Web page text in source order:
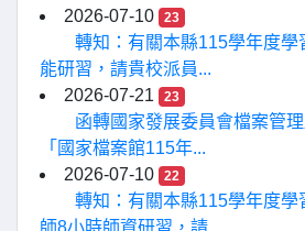
2026-07-10
23
轉知：有關本縣115學年度學
能研習，請貴校派員...
2026-07-21
23
函轉國家發展委員會檔案管理
「國家檔案館115年...
2026-07-10
22
轉知：有關本縣115學年度學
師8小時師資研習，請...